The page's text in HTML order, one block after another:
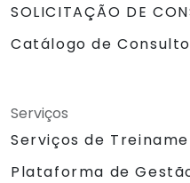
SOLICITAÇÃO DE
Catálogo de
Serviços
Serviços de
Plataforma de